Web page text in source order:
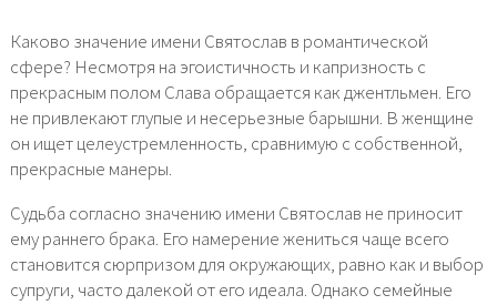
Каково значение имени Святослав в романтической
сфере? Несмотря на эгоистичность и капризность с
прекрасным полом Слава обращается как джентльмен. Его
не привлекают глупые и несерьезные барышни. В женщине
он ищет целеустремленность, сравнимую с собственной,
прекрасные манеры.
Судьба согласно значению имени Святослав не приносит
ему раннего брака. Его намерение жениться чаще всего
становится сюрпризом для окружающих, равно как и выбор
супруги, часто далекой от его идеала. Однако семейные